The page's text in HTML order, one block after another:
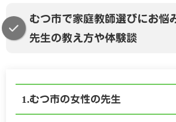
むつ市で家庭教師選びにお悩
先生の教え方や体験談
むつ市の女性の先生